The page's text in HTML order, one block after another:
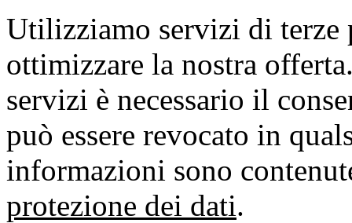
Utilizziamo servizi di terze
ottimizzare la nostra
servizi è necessario il
può essere revocato in
informazioni sono
protezione dei dati.